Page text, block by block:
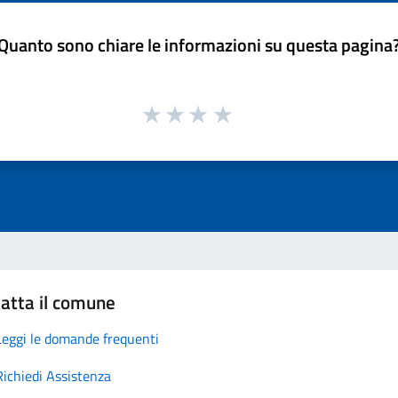
sono chiare le informazioni su questa
il comune
le domande frequenti
Assistenza